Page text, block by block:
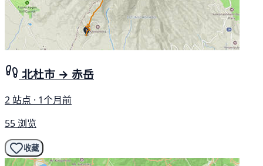
北杜市 → 赤岳
2 站点 · 1个月前
55 浏览
收藏